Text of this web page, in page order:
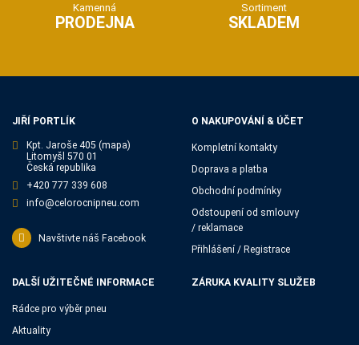
Kamenná
PRODEJNA
Sortiment
SKLADEM
JIŘÍ PORTLÍK
Kpt. Jaroše 405 (mapa)
Litomyšl 570 01
Česká republika
+420 777 339 608
info@celorocnipneu.com
Navštivte náš Facebook
O NAKUPOVÁNÍ & ÚČET
Kompletní kontakty
Doprava a platba
Obchodní podmínky
Odstoupení od smlouvy
/ reklamace
Přihlášení / Registrace
DALŠÍ UŽITEČNÉ INFORMACE
Rádce pro výběr pneu
Aktuality
ZÁRUKA KVALITY SLUŽEB